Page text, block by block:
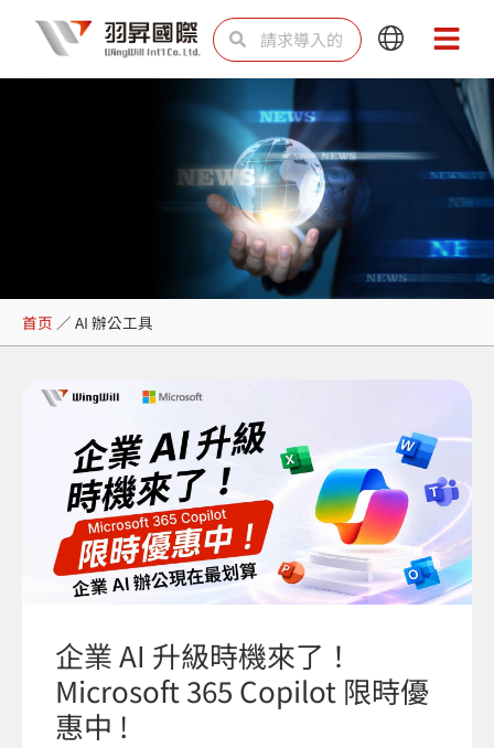
内
SearchSearch
Main
Menu
Main
Menu
AI 辦公工具
首页 ／ AI 辦公工具
企業 AI 升級時機來了！
Microsoft 365 Copilot 限時優
惠中 !